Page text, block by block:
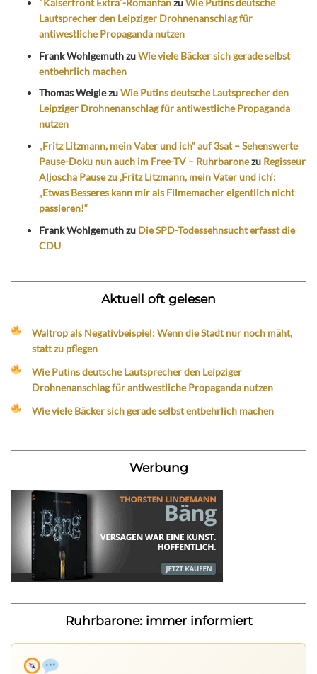
Lautsprecher den Leipziger Drohnenanschlag für
antiwestliche Propaganda nutzen
Frank WohlgemuthzuWie viele Bäcker sich gerade selbst
entbehrlich machen
Thomas WeiglezuWie Putins deutsche Lautsprecher den
Leipziger Drohnenanschlag für antiwestliche Propaganda
nutzen
„Fritz Litzmann, mein Vater und ich“ auf 3sat – Sehenswerte
Pause-Doku nun auch im Free-TV – Ruhrbaronezu Regisseur
Aljoscha Pause zu ‚Fritz Litzmann, mein Vater und ich‘:
„Etwas Besseres kann mir als Filmemacher eigentlich nicht
passieren!“
Frank Wohlgemuthzu Die SPD-Todessehnsucht erfasst die
CDU
Aktuell oft gelesen
Waltrop als Negativbeispiel: Wenn die Stadt nur noch mäht,
statt zu pflegen
Wie Putins deutsche Lautsprecher den Leipziger
Drohnenanschlag für antiwestliche Propaganda nutzen
Wie viele Bäcker sich gerade selbst entbehrlich machen
Werbung
Ruhrbarone: immer informiert